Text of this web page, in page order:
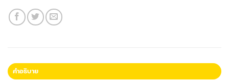
คำอธิบาย